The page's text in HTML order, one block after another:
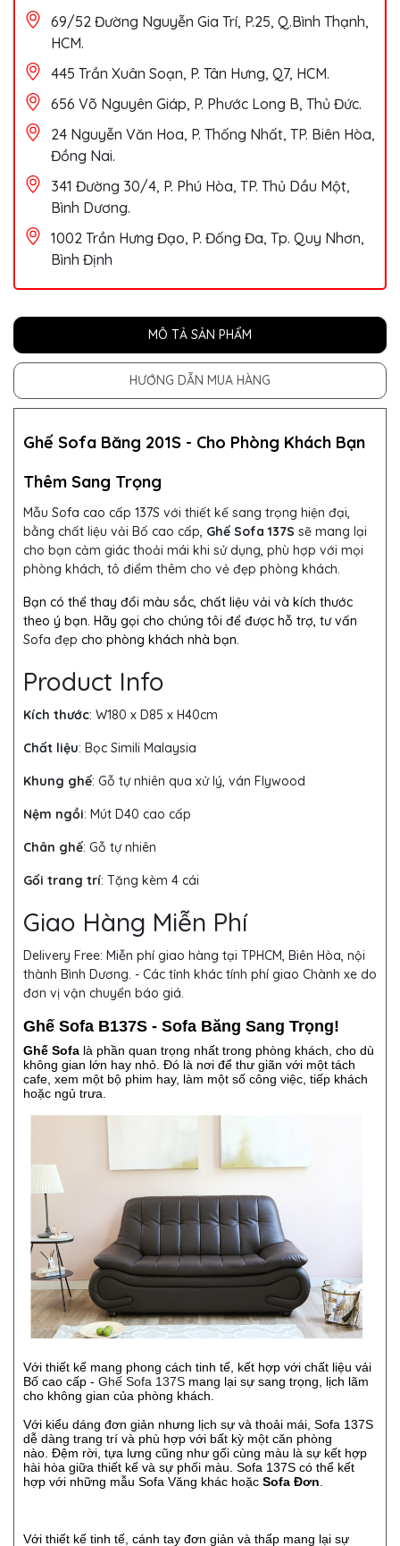
69/52 Đường Nguyễn Gia Trí, P.25, Q.Bình Thạnh,
HCM.
445 Trần Xuân Soạn, P. Tân Hưng, Q7, HCM.
656 Võ Nguyên Giáp, P. Phước Long B, Thủ Đức.
24 Nguyễn Văn Hoa, P. Thống Nhất, TP. Biên Hòa,
Đồng Nai.
341 Đường 30/4, P. Phú Hòa, TP. Thủ Dầu Một,
Bình Dương.
1002 Trần Hưng Đạo, P. Đống Đa, Tp. Quy Nhơn,
Bình Định
MÔ TẢ SẢN PHẨM
HƯỚNG DẪN MUA HÀNG
Ghế Sofa Băng 201S - Cho Phòng Khách Bạn
Thêm Sang Trọng
Mẫu Sofa cao cấp 137S với thiết kế sang trọng hiện đại,
bằng chất liệu vải Bố cao cấp, Ghế Sofa 137S sẽ mang lại
cho bạn cảm giác thoải mái khi sử dụng, phù hợp với mọi
phòng khách, tô điểm thêm cho vẻ đẹp phòng khách.
Bạn có thể thay đổi màu sắc, chất liệu vải và kích thước
theo ý bạn. Hãy gọi cho chúng tôi để được hỗ trợ, tư vấn
Sofa đẹp cho phòng khách nhà bạn.
Product Info
Kích thước: W180 x D85 x H40cm
Chất liệu: Bọc Simili Malaysia
Khung ghế: Gỗ tự nhiên qua xử lý, ván Flywood
Nệm ngồi: Mút D40 cao cấp
Chân ghế: Gỗ tự nhiên
Gối trang trí: Tặng kèm 4 cái
Giao Hàng Miễn Phí
Delivery Free: Miễn phí giao hàng tại TPHCM, Biên Hòa, nội
thành Bình Dương. - Các tỉnh khác tính phí giao Chành xe do
đơn vị vận chuyển báo giá.
Ghế Sofa B137S - Sofa Băng Sang Trọng!
Ghế Sofa là phần quan trọng nhất trong phòng khách, cho dù
không gian lớn hay nhỏ. Đó là nơi để thư giãn với một tách
cafe, xem một bộ phim hay, làm một số công việc, tiếp khách
hoặc ngủ trưa.
Với thiết kế mang phong cách tinh tế, kết hợp với chất liệu vải
Bố cao cấp - Ghế Sofa 137S mang lại sự sang trọng, lịch lãm
cho không gian của phòng khách.
Với kiểu dáng đơn giản nhưng lịch sự và thoải mái, Sofa 137S
dễ dàng trang trí và phù hợp với bất kỳ một căn phòng
nào. Đệm rời, tựa lưng cũng như gối cùng màu là sự kết hợp
hài hòa giữa thiết kế và sự phối màu. Sofa 137S có thể kết
hợp với những mẫu Sofa Văng khác hoặc Sofa Đơn
Với thiết kế tinh tế, cánh tay đơn giản và thấp mang lại sự